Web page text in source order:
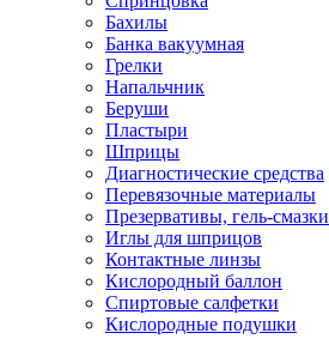
Бахилы
Банка вакуумная
Грелки
Напальчник
Беруши
Пластыри
Шприцы
Диагностические средства
Перевязочные материалы
Презервативы, гель-смазки
Иглы для шприцов
Контактные линзы
Кислородный баллон
Спиртовые салфетки
Кислородные подушки